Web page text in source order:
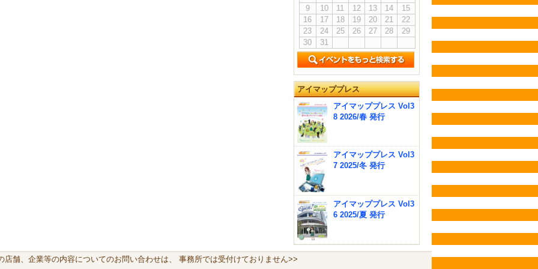
9
10 11 12 13 14
15
16
17 18 19 20 21
22
23
24 25 26 27 28
29
30
31
アイマッププレス
アイマッププレス Vol3
8 2026/春 発行
アイマッププレス Vol3
7 2025/冬 発行
アイマッププレス Vol3
6 2025/夏 発行
店舗、企業等の内容についてのお問い合わせは、 事務所では受付けておりません>>